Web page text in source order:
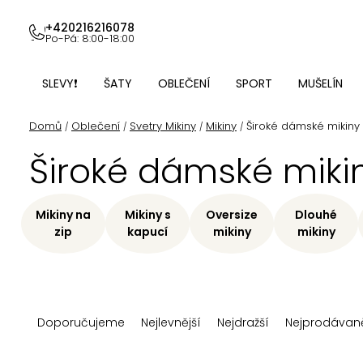
obsah
+420216216078
Po-Pá: 8:00-18:00
SLEVY❗ ŠATY OBLEČENÍ SPORT MUŠELÍN
Domů / Oblečení / Svetry Mikiny / Mikiny / Široké dámské mikiny
Široké dámské
Mikiny na
zip
Mikiny s
kapucí
Oversize
mikiny
Dlouhé
mikiny
Ř
Doporučujeme Nejlevnější Nejdražší